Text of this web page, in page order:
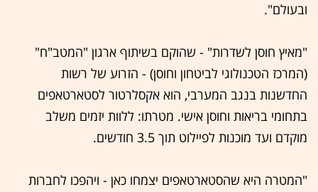
ובעולם".
"מאיץ חוסן לשדרות" - שהוקם בשיתוף ארגון "המטב"ח"
(המרכז הטכנולוגי לביטחון וחוסן) - הזרוע של רשות
החדשנות בנגב המערבי, הוא אקסלרטור לסטארטאפים
בתחומי בריאות וחוסן אישי. מטרתו: ללוות יזמים משלב
מוקדם ועד מוכנות לפיילוט תוך 3.5 חודשים.
"המטרה היא שהסטארטאפים יצמחו כאן - ויהפכו לחברות